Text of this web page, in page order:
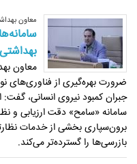
معاون
معاون
ضرورت بهره‌گیری از
جبران کمبود نیروی انسانی،
سامانه «سامح» دقت ارزیابی و
برون‌سپاری بخشی از خدمات
بازرسی‌ها را گسترده‌تر می‌کند.